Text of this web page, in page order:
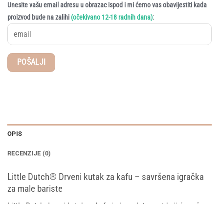
Unesite vašu email adresu u obrazac ispod i mi ćemo vas obavijestiti kada
proizvod bude na zalihi (očekivano 12-18 radnih dana):
OPIS
RECENZIJE (0)
Little Dutch® Drveni kutak za kafu – savršena igračka
za male bariste